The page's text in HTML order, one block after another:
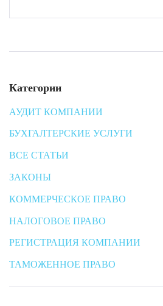
Категории
АУДИТ КОМПАНИИ
БУХГАЛТЕРСКИЕ УСЛУГИ
ВСЕ СТАТЬИ
ЗАКОНЫ
КОММЕРЧЕСКОЕ ПРАВО
НАЛОГОВОЕ ПРАВО
РЕГИСТРАЦИЯ КОМПАНИИ
ТАМОЖЕННОЕ ПРАВО